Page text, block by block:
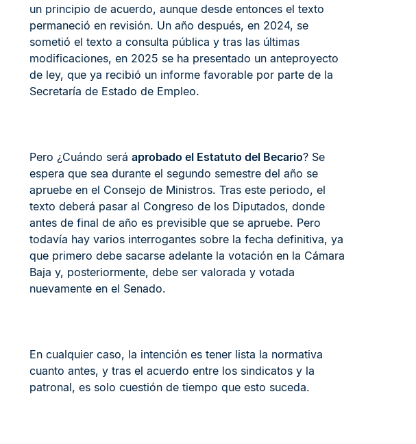
un principio de acuerdo, aunque desde entonces el texto
permaneció en revisión. Un año después, en 2024, se
sometió el texto a consulta pública y tras las últimas
modificaciones, en 2025 se ha presentado un anteproyecto
de ley, que ya recibió un informe favorable por parte de la
Secretaría de Estado de Empleo.
Pero ¿Cuándo será aprobado el Estatuto del Becario? Se
espera que sea durante el segundo semestre del año se
apruebe en el Consejo de Ministros. Tras este periodo, el
texto deberá pasar al Congreso de los Diputados, donde
antes de final de año es previsible que se apruebe. Pero
todavía hay varios interrogantes sobre la fecha definitiva, ya
que primero debe sacarse adelante la votación en la Cámara
Baja y, posteriormente, debe ser valorada y votada
nuevamente en el Senado.
En cualquier caso, la intención es tener lista la normativa
cuanto antes, y tras el acuerdo entre los sindicatos y la
patronal, es solo cuestión de tiempo que esto suceda.